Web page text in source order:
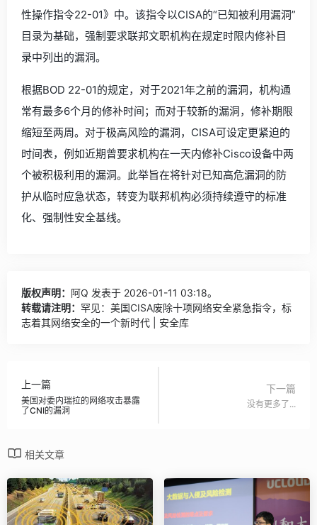
性操作指令22-01》中。该指令以CISA的“已知被利用漏洞”
目录为基础，强制要求联邦文职机构在规定时限内修补目
录中列出的漏洞。
根据BOD 22-01的规定，对于2021年之前的漏洞，机构通
常有最多6个月的修补时间；而对于较新的漏洞，修补期限
缩短至两周。对于极高风险的漏洞，CISA可设定更紧迫的
时间表，例如近期曾要求机构在一天内修补Cisco设备中两
个被积极利用的漏洞。此举旨在将针对已知高危漏洞的防
护从临时应急状态，转变为联邦机构必须持续遵守的标准
化、强制性安全基线。
版权声明： 阿Q 发表于 2026-01-11 03:18。
转载请注明： 罕见：美国CISA废除十项网络安全紧急指令，标
志着其网络安全的一个新时代 | 安全库
上一篇
美国对委内瑞拉的网络攻击暴露
了CNI的漏洞
下一篇
没有更多了...
相关文章